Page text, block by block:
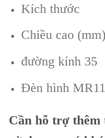
Kích thước
Chiều cao
đường kính 35
Đèn hình MR11
Cần hỗ trợ thêm